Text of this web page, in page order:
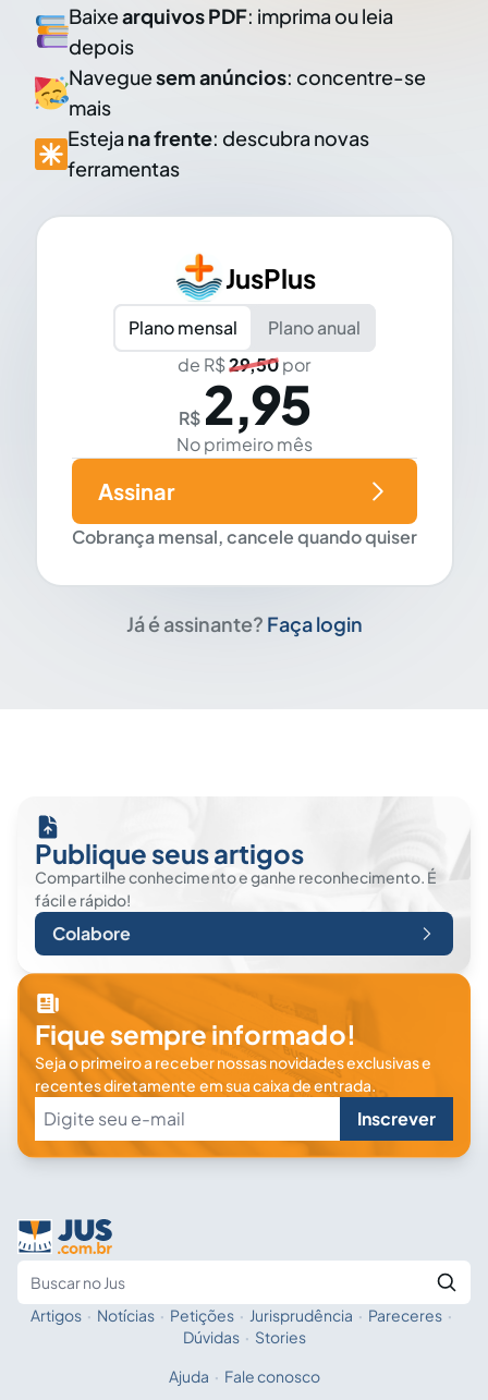
Baixearquivos PDF: imprima ou leia
depois
Naveguesem anúncios: concentre-se
mais
Esteja na frente: descubra novas
ferramentas
JusPlus
Plano mensal
Plano anual
de R$29,50por
R$ 2,95
No primeiro mês
Cobrança mensal, cancele quando quiser
Assinar
Já é assinante? Faça login
Publique seus artigos
Compartilhe conhecimento e ganhe reconhecimento. É
fácil e rápido!
Colabore
Fique sempre informado!
Seja o primeiro a receber nossas novidades exclusivas e
recentes diretamente em sua caixa de entrada.
Inscrever
Fale com a IA
Artigos · Notícias · Petições · Jurisprudência · Pareceres ·
Dúvidas · Stories
Ajuda · Fale conosco